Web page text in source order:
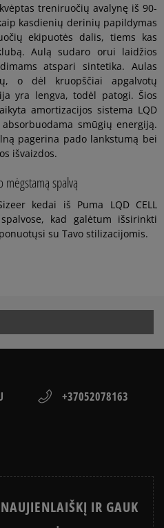
treniruočių avalynę iš 90-
kasdienių derinių papildymas
ekipuotės dalis, tiems kas
Aulą sudaro orui laidžios
atspari sintetika. Aulas
o dėl kruopščiai apgalvotų
yra lengva, todėl patogi. Šios
amortizacijos sistema LQD
smūgių energiją.
pagerina pado lankstumą bei
išvaizdos.
spalvą
kedai iš Puma LQD CELL
kad galėtum išsirinkti
su Tavo stilizacijomis.
+37052078163
IR GAUK